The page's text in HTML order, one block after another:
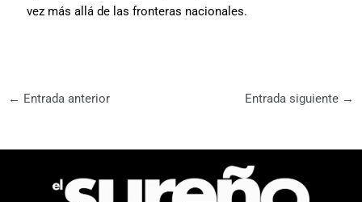
vez más allá de las fronteras nacionales.
← Entrada anterior Entrada siguiente →